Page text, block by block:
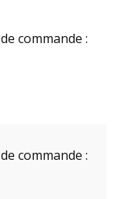
commande :
commande :